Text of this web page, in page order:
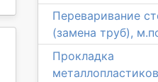
Переваривание
(замена труб),
Прокладка